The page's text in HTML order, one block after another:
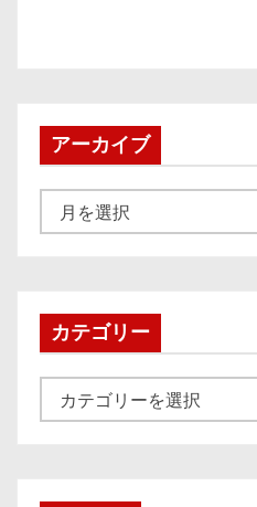
アーカイブ
ー
ブカテゴリー
テ